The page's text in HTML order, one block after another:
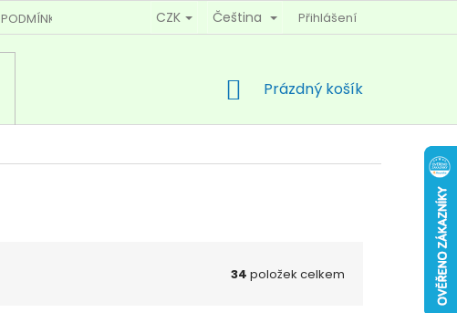
PODMÍNKY OCHRANY OSOBNÍCH ÚDAJŮ KONTAKTY
CZK Čeština Přihlášení
NÁKUPNÍ
Prázdný košík
34 položek celkem